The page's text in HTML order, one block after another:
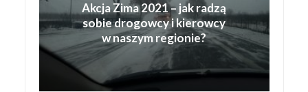
Akcja Zima 2021 – jak radzą
sobie drogowcy i kierowcy
w naszym regionie?